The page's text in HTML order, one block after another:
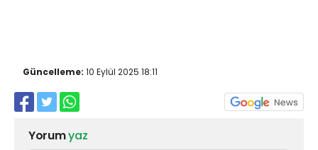
Güncelleme: 10 Eylül 2025 18:11
Yorumyaz